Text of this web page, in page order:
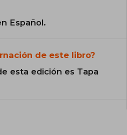
Español.
de este libro?
esta edición es Tapa